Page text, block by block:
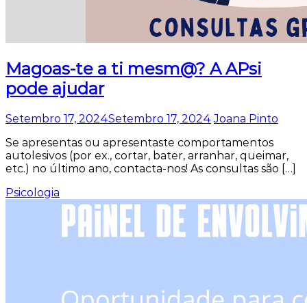
Magoas-te a ti mesm@? A APsi
pode ajudar
Setembro 17, 2024Setembro 17, 2024 Joana Pinto
Se apresentas ou apresentaste comportamentos
autolesivos (por ex., cortar, bater, arranhar, queimar,
etc.) no último ano, contacta-nos! As consultas são […]
Psicologia